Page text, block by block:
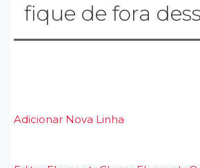
fique de fora
Adicionar Nova Linha